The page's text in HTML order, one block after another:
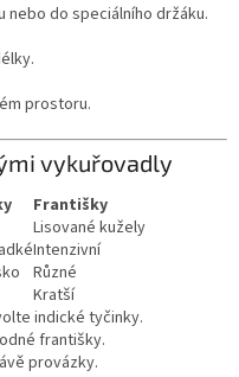
nebo do speciálního držáku.
prostoru.
vykuřovadly
Františky
Lisované kužely
Intenzivní
Různé
Kratší
indické tyčinky.
františky.
provázky.